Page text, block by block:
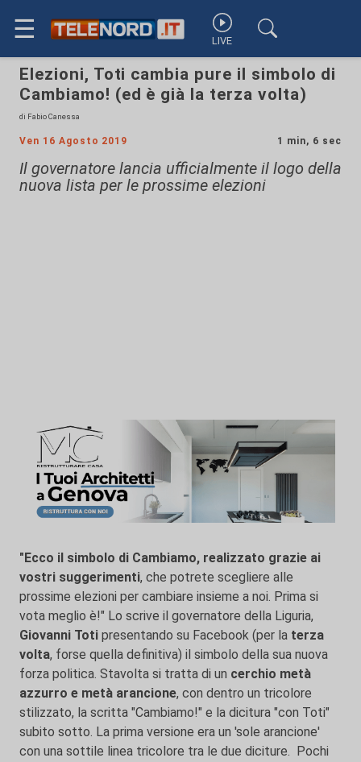
☰ LIVE
Elezioni, Toti cambia pure il simbolo di
Cambiamo! (ed è già la terza volta)
di Fabio Canessa
Ven 16 Agosto 2019 1 min, 6 sec
Il governatore lancia ufficialmente il logo della
nuova lista per le prossime elezioni
"Ecco il simbolo di Cambiamo, realizzato grazie ai
vostri suggerimenti, che potrete scegliere alle
prossime elezioni per cambiare insieme a noi. Prima si
vota meglio è!" Lo scrive il governatore della Liguria,
Giovanni Toti presentando su Facebook (per la terza
volta, forse quella definitiva) il simbolo della sua nuova
forza politica. Stavolta si tratta di un cerchio metà
azzurro e metà arancione, con dentro un tricolore
stilizzato, la scritta "Cambiamo!" e la dicitura "con Toti"
subito sotto. La prima versione era un 'sole arancione'
con una sottile linea tricolore tra le due diciture.
Pochi